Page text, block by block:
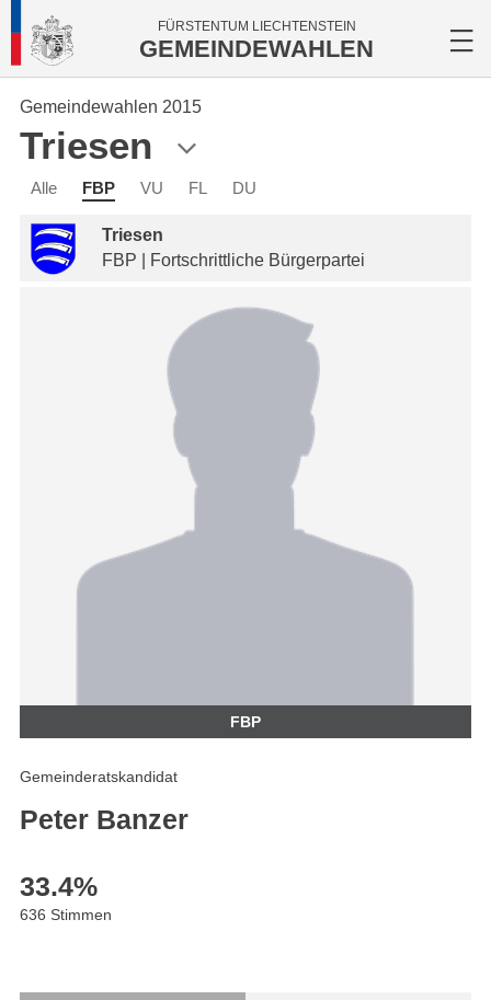
FÜRSTENTUM LIECHTENSTEIN
GEMEINDEWAHLEN
Gemeindewahlen 2015
Triesen
Alle FBP VU FL DU
Triesen
FBP | Fortschrittliche Bürgerpartei
FBP
Gemeinderatskandidat
Peter Banzer
33.4%
636 Stimmen